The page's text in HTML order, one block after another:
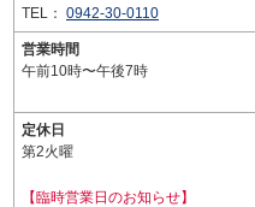
TEL： 0942-30-0110
営業時間
午前10時〜午後7時
定休日
第2火曜
【臨時営業日のお知らせ】